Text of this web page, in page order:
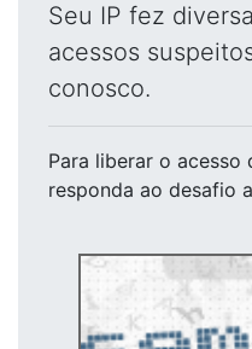
Seu IP fez
acessos
conosco.
Para liberar o acesso
responda ao desafio